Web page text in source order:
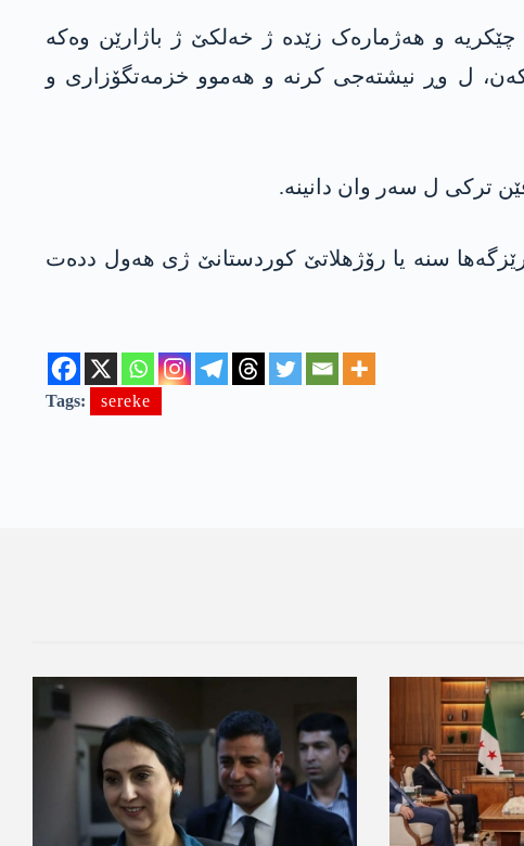
چێکریە و هەژمارەک زێدە ژ خەلکێ ژ باژارێن وەکە
ل وڕ نیشتەجی کرنە و هەموو خزمەتگۆزاری و
ترکی ل سەر وان دانینە.
سنە یا رۆژهلاتێ کوردستانێ ژی هەول ددەت
Tags: sereke